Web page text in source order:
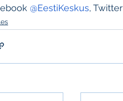
@EestiKeskus, Twitter